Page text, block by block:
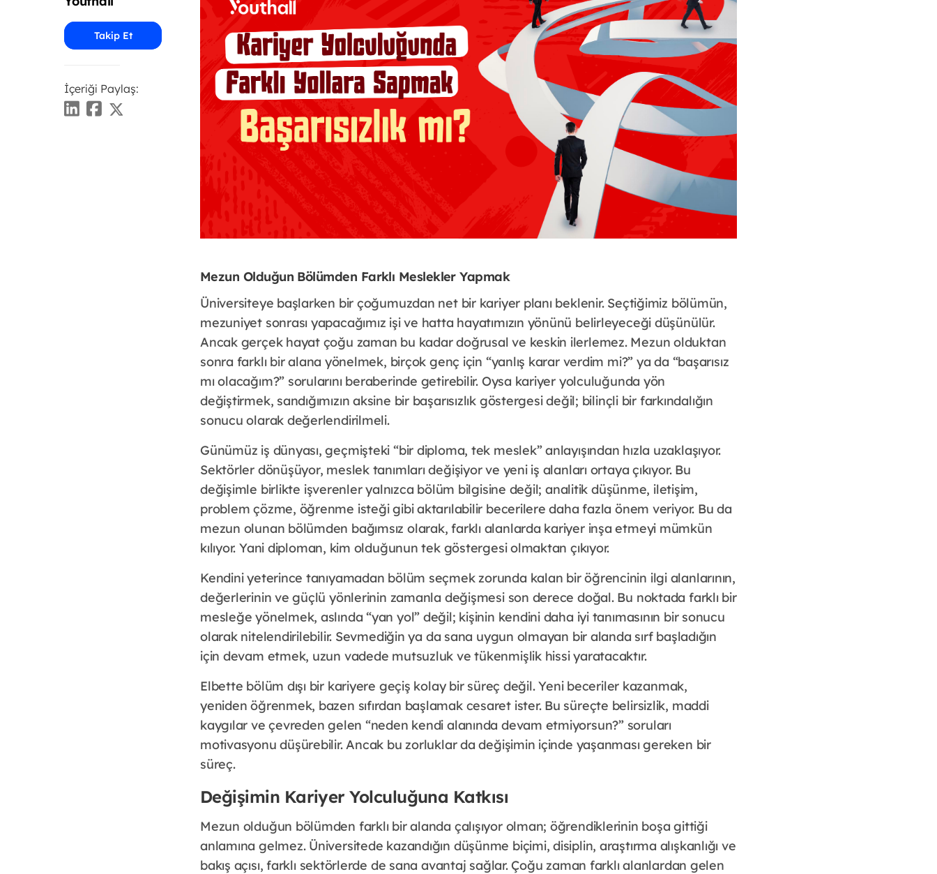
Takip Et
İçeriği Paylaş:
Mezun Olduğun Bölümden Farklı Meslekler Yapmak
Üniversiteye başlarken bir çoğumuzdan net bir kariyer planı beklenir. Seçtiğimiz bölümün,
mezuniyet sonrası yapacağımız işi ve hatta hayatımızın yönünü belirleyeceği düşünülür.
Ancak gerçek hayat çoğu zaman bu kadar doğrusal ve keskin ilerlemez. Mezun olduktan
sonra farklı bir alana yönelmek, birçok genç için “yanlış karar verdim mi?” ya da “başarısız
mı olacağım?” sorularını beraberinde getirebilir. Oysa kariyer yolculuğunda yön
değiştirmek, sandığımızın aksine bir başarısızlık göstergesi değil; bilinçli bir farkındalığın
sonucu olarak değerlendirilmeli.
Günümüz iş dünyası, geçmişteki “bir diploma, tek meslek” anlayışından hızla uzaklaşıyor.
Sektörler dönüşüyor, meslek tanımları değişiyor ve yeni iş alanları ortaya çıkıyor. Bu
değişimle birlikte işverenler yalnızca bölüm bilgisine değil; analitik düşünme, iletişim,
problem çözme, öğrenme isteği gibi aktarılabilir becerilere daha fazla önem veriyor. Bu da
mezun olunan bölümden bağımsız olarak, farklı alanlarda kariyer inşa etmeyi mümkün
kılıyor. Yani diploman, kim olduğunun tek göstergesi olmaktan çıkıyor.
Kendini yeterince tanıyamadan bölüm seçmek zorunda kalan bir öğrencinin ilgi alanlarının,
değerlerinin ve güçlü yönlerinin zamanla değişmesi son derece doğal. Bu noktada farklı bir
mesleğe yönelmek, aslında “yan yol” değil; kişinin kendini daha iyi tanımasının bir sonucu
olarak nitelendirilebilir. Sevmediğin ya da sana uygun olmayan bir alanda sırf başladığın
için devam etmek, uzun vadede mutsuzluk ve tükenmişlik hissi yaratacaktır.
Elbette bölüm dışı bir kariyere geçiş kolay bir süreç değil. Yeni beceriler kazanmak,
yeniden öğrenmek, bazen sıfırdan başlamak cesaret ister. Bu süreçte belirsizlik, maddi
kaygılar ve çevreden gelen “neden kendi alanında devam etmiyorsun?” soruları
motivasyonu düşürebilir. Ancak bu zorluklar da değişimin içinde yaşanması gereken bir
süreç.
Değişimin Kariyer Yolculuğuna Katkısı
Mezun olduğun bölümden farklı bir alanda çalışıyor olman; öğrendiklerinin boşa gittiği
anlamına gelmez. Üniversitede kazandığın düşünme biçimi, disiplin, araştırma alışkanlığı ve
bakış açısı, farklı sektörlerde de sana avantaj sağlar. Çoğu zaman farklı alanlardan gelen